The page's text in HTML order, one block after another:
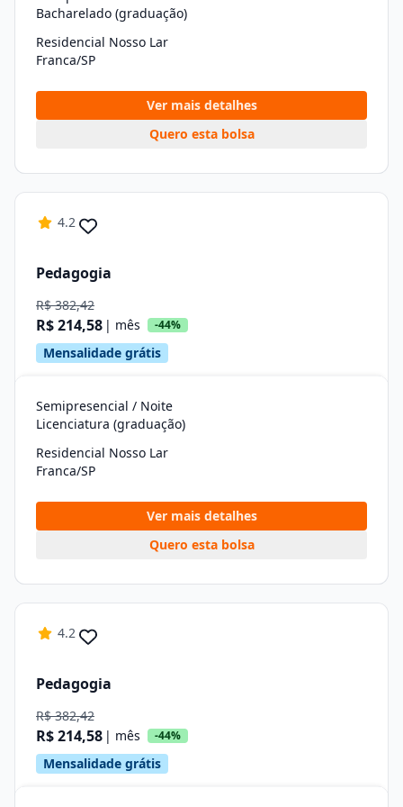
Bacharelado (graduação)
Residencial Nosso Lar
Franca/SP
Ver mais detalhes
Quero esta bolsa
4.2
Pedagogia
R$ 382,42
R$ 214,58 | mês -44%
Mensalidade grátis
Semipresencial / Noite
Licenciatura (graduação)
Residencial Nosso Lar
Franca/SP
Ver mais detalhes
Quero esta bolsa
4.2
Pedagogia
R$ 382,42
R$ 214,58 | mês -44%
Mensalidade grátis